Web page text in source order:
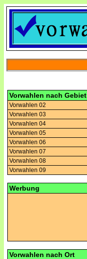
Vorwahlen nach Gebiet
Vorwahlen 02
Vorwahlen 03
Vorwahlen 04
Vorwahlen 05
Vorwahlen 06
Vorwahlen 07
Vorwahlen 08
Vorwahlen 09
Werbung
Vorwahlen nach Ort